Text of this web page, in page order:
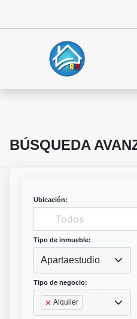
BÚSQUEDA
Ubicación:
Tipo de inmueble:
Apartaestudio
Tipo de negocio:
Alquiler